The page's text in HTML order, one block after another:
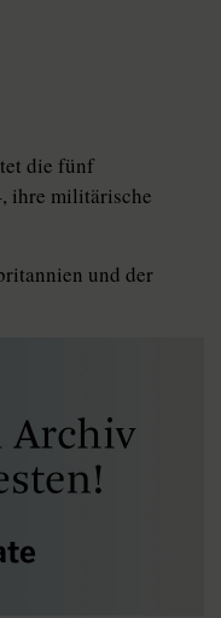
die fünf
ihre militärische
und der